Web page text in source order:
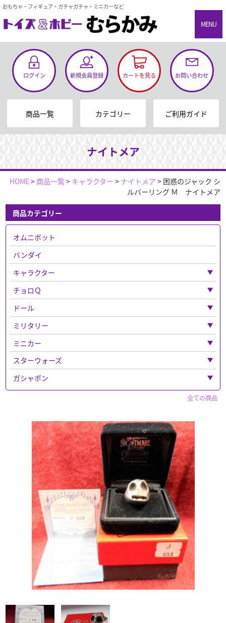
おもちゃ・フィギュア・ガチャガチャ・ミニカーなど
MENU
ログイン 新規会員登録 カートを見る お問い合わせ
商品一覧 カテゴリー ご利用ガイド
ナイトメア
HOME> 商品一覧> キャラクター > ナイトメア > 困惑のジャック シ
ルバーリング Ｍ ナイトメア
商品カテゴリー
オムニボット
バンダイ
キャラクター
ディズニー
「ディズニー」全て
ボックス入り
超合金
鉄人２８号
トトロ
パペットマスター
仮面ライダー
スポーン
マクロス
チョロＱ
チョロQその他
チョロＱゼロ
ドール
ミリタリー
エリート・フォース
「フィギュア」全て
ホットトイズ
ミニカー
トミカ プレミアム
警察車両
買取品
マツダ
CAR・NEL
PREMiUM・X
WiT'S
警察 消防
バス
「バス」全て
アドウィング製
トミーテック製
その他国産品
輸入品
トラック
「トラック」全て
トミーテック製
1/64スケール
「1/64スケール」全て
「1/43スケール」全て
トミーテック
スターウォーズ
フィギュア
ガシャポン
仮面ライダー
食玩など
ドラゴンボールZ
奇譚クラブ
ワンピース
ガンダム
キン肉マン
ウルトラマン系
全ての商品